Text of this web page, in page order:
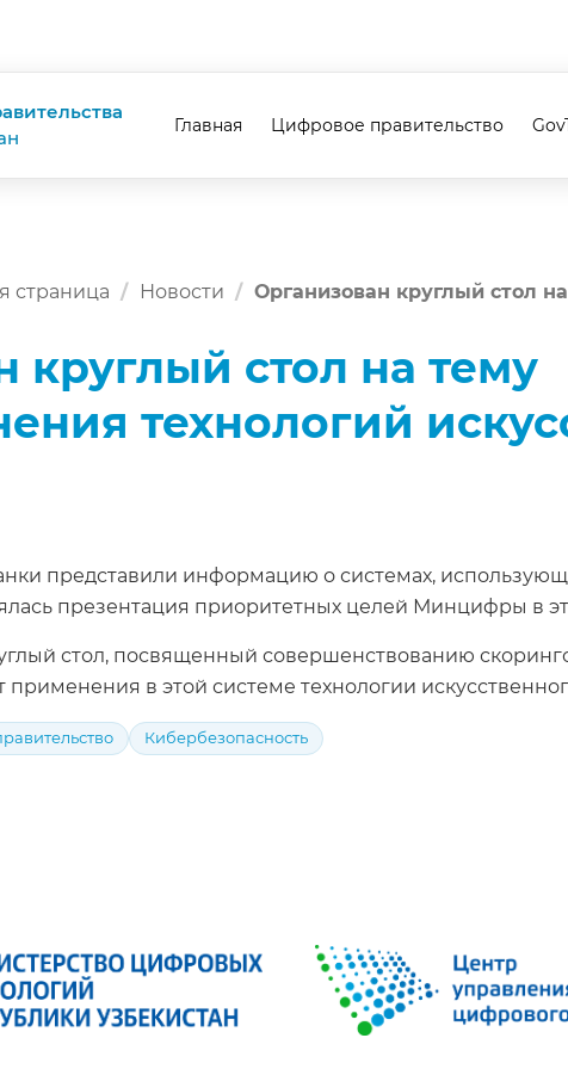
Главная Цифровое правительство
страница Новости Организован круглый стол
круглый стол на тему
технологий
представили информацию о системах,
презентация приоритетных целей Минцифры в
стол, посвященный совершенствованию
применения в этой системе технологии
Кибербезопасность